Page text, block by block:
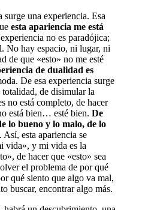
surge una experiencia. Esa
esta apariencia me está
no es paradójica;
No hay espacio, ni lugar, ni
de que «esto» no me esté
de dualidad es
De esa experiencia surge
totalidad, de disimular la
no está completo, de hacer
está bien… esté bien. De
lo bueno y lo malo, de lo
. Así, esta apariencia se
vida», y mi vida es la
de hacer que «esto» sea
el problema de por qué
qué siento que algo va mal,
buscar, encontrar algo más.